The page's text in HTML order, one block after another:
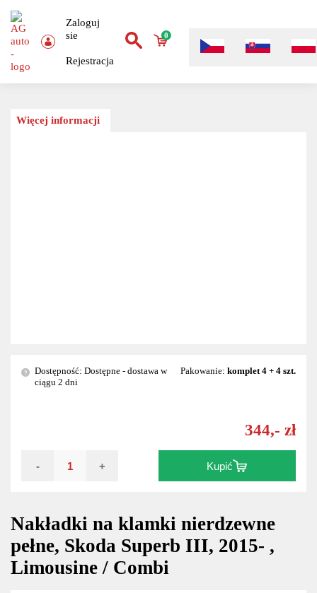
Zaloguj
sie
Rejestracja
0
Więcej informacji
Nakładki na klamki nierdzewne
pełne, Skoda Superb III, 2015- ,
Limousine / Combi
?
Dostępność: Dostępne - dostawa w
ciągu 2 dni
Pakowanie: komplet 4 + 4 szt.
344,- zł
- + Kupić